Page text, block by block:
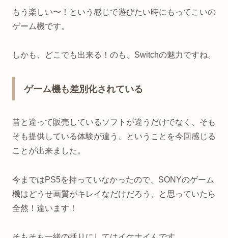
もう楽しい〜！という感じで遊びたい時にもってこいの
ゲーム機です。
しかも、どこでも出来る！のも、Switchの魅力ですね。
ゲーム機も差別化されている
昔と違って販売しているソフトが違うだけでなく、そも
そも提供している体験が違う、ということを今回感じる
ことが出来ました。
今まではPS5を持っていなかったので、SONYのゲーム
機はどうせ画質がキレイなだけだろう、と思っていたら
全然！違います！